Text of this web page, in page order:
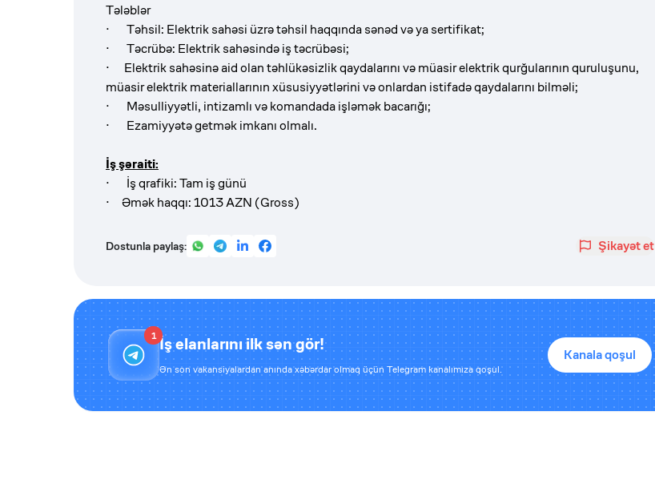
Tələblər
· Təhsil: Elektrik sahəsi üzrə təhsil haqqında sənəd və ya sertifikat;
· Təcrübə: Elektrik sahəsində iş təcrübəsi;
· Elektrik sahəsinə aid olan təhlükəsizlik qaydalarını və müasir elektrik qurğularının quruluşunu,
müasir elektrik materiallarının xüsusiyyətlərini və onlardan istifadə qaydalarını bilməli;
· Məsulliyyətli, intizamlı və komandada işləmək bacarığı;
· Ezamiyyətə getmək imkanı olmalı.
İş şəraiti:
· İş qrafiki: Tam iş günü
· Əmək haqqı: 1013 AZN (Gross)
Dostunla paylaş: Şikayət et
1 İş elanlarını ilk sən gör!
Ən son vakansiyalardan anında xəbərdar olmaq üçün Telegram kanalımıza qoşul.
Kanala qoşul